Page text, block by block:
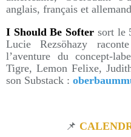
anglais, français et
I Should Be Softer sort le
Lucie Rezsöhazy
l’aventure du concept-
Tigre, Lemon Felixe,
son Substack :
📌